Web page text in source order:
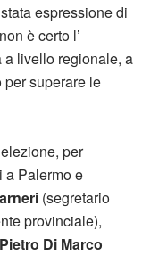
espressione di
è certo l’
a livello regionale, a
superare le
per
a Palermo e
(segretario
provinciale),
Pietro Di Marco